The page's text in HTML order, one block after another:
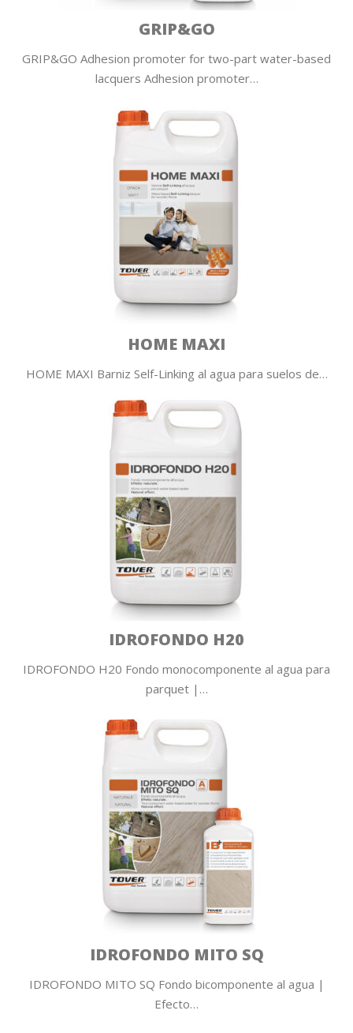
GRIP&GO
GRIP&GO Adhesion promoter for two-part water-based
lacquers Adhesion promoter…
HOME MAXI
HOME MAXI Barniz Self-Linking al agua para suelos de…
IDROFONDO H20
IDROFONDO H20 Fondo monocomponente al agua para
parquet |…
IDROFONDO MITO SQ
IDROFONDO MITO SQ Fondo bicomponente al agua |
Efecto…